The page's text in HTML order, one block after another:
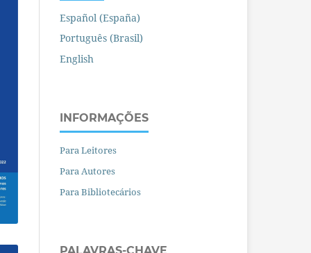
Español (España)
Português (Brasil)
English
INFORMAÇÕES
Para Leitores
Para Autores
Para Bibliotecários